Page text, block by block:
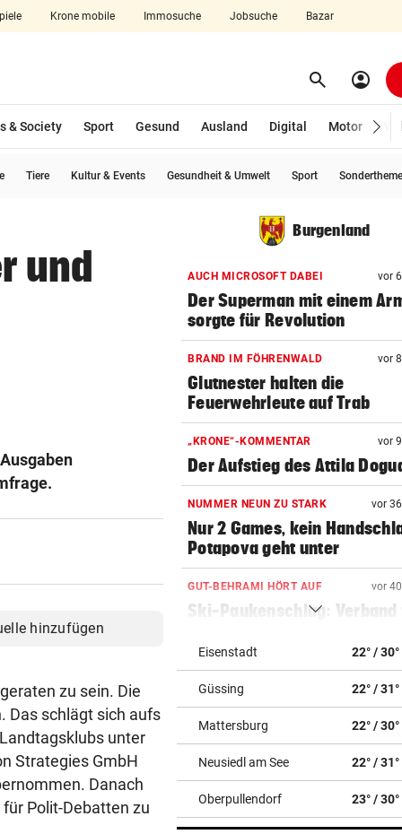
Krone mobile Immosuche Jobsuche Bazar
aufklappen search Suchen
account_circle
& Society Sport Gesund Ausland Digital Motor
Tiere Kultur & Events Gesundheit & Umwelt Sport
und
hinzufügen
zu sein. Die
Das schlägt sich aufs
unter
Strategies GmbH
Danach
Polit-Debatten zu
Burgenland
AUCH MICROSOFT DABEI vor
Der Superman mit einem
sorgte für Revolution
BRAND IM FÖHRENWALD vor
Glutnester halten die
Feuerwehrleute auf Trab
„KRONE“-KOMMENTAR vor
Der Aufstieg des Attila
NUMMER NEUN ZU STARK vor
Nur 2 Games, kein
Potapova geht unter
GUT-BEHRAMI HÖRT AUF vor
Ski-Paukenschlag: Verband
DANK ENERGIE VON BANK vor
Rapid: „Plan“ ging auf –
Gegner wohl fix!
Neustifter Kirtag: So soll
sicher bleiben
Eisenstadt 22° / 30°
Güssing 22° / 31°
Mattersburg 22° / 30°
Neusiedl am See 22° / 31°
Oberpullendorf 23° / 30°